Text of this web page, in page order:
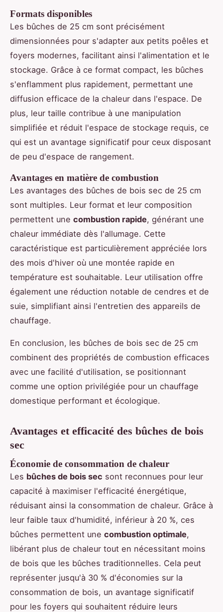
Formats disponibles
Les bûches de 25 cm sont précisément
dimensionnées pour s'adapter aux petits poêles et
foyers modernes, facilitant ainsi l'alimentation et le
stockage. Grâce à ce format compact, les bûches
s'enflamment plus rapidement, permettant une
diffusion efficace de la chaleur dans l'espace. De
plus, leur taille contribue à une manipulation
simplifiée et réduit l'espace de stockage requis, ce
qui est un avantage significatif pour ceux disposant
de peu d'espace de rangement.
Avantages en matière de combustion
Les avantages des bûches de bois sec de 25 cm
sont multiples. Leur format et leur composition
permettent une combustion rapide, générant une
chaleur immédiate dès l'allumage. Cette
caractéristique est particulièrement appréciée lors
des mois d'hiver où une montée rapide en
température est souhaitable. Leur utilisation offre
également une réduction notable de cendres et de
suie, simplifiant ainsi l'entretien des appareils de
chauffage.
En conclusion, les bûches de bois sec de 25 cm
combinent des propriétés de combustion efficaces
avec une facilité d'utilisation, se positionnant
comme une option privilégiée pour un chauffage
domestique performant et écologique.
Avantages et efficacité des bûches de bois
sec
Économie de consommation de chaleur
Les bûches de bois sec sont reconnues pour leur
capacité à maximiser l'efficacité énergétique,
réduisant ainsi la consommation de chaleur. Grâce à
leur faible taux d'humidité, inférieur à 20 %, ces
bûches permettent une combustion optimale,
libérant plus de chaleur tout en nécessitant moins
de bois que les bûches traditionnelles. Cela peut
représenter jusqu'à 30 % d'économies sur la
consommation de bois, un avantage significatif
pour les foyers qui souhaitent réduire leurs